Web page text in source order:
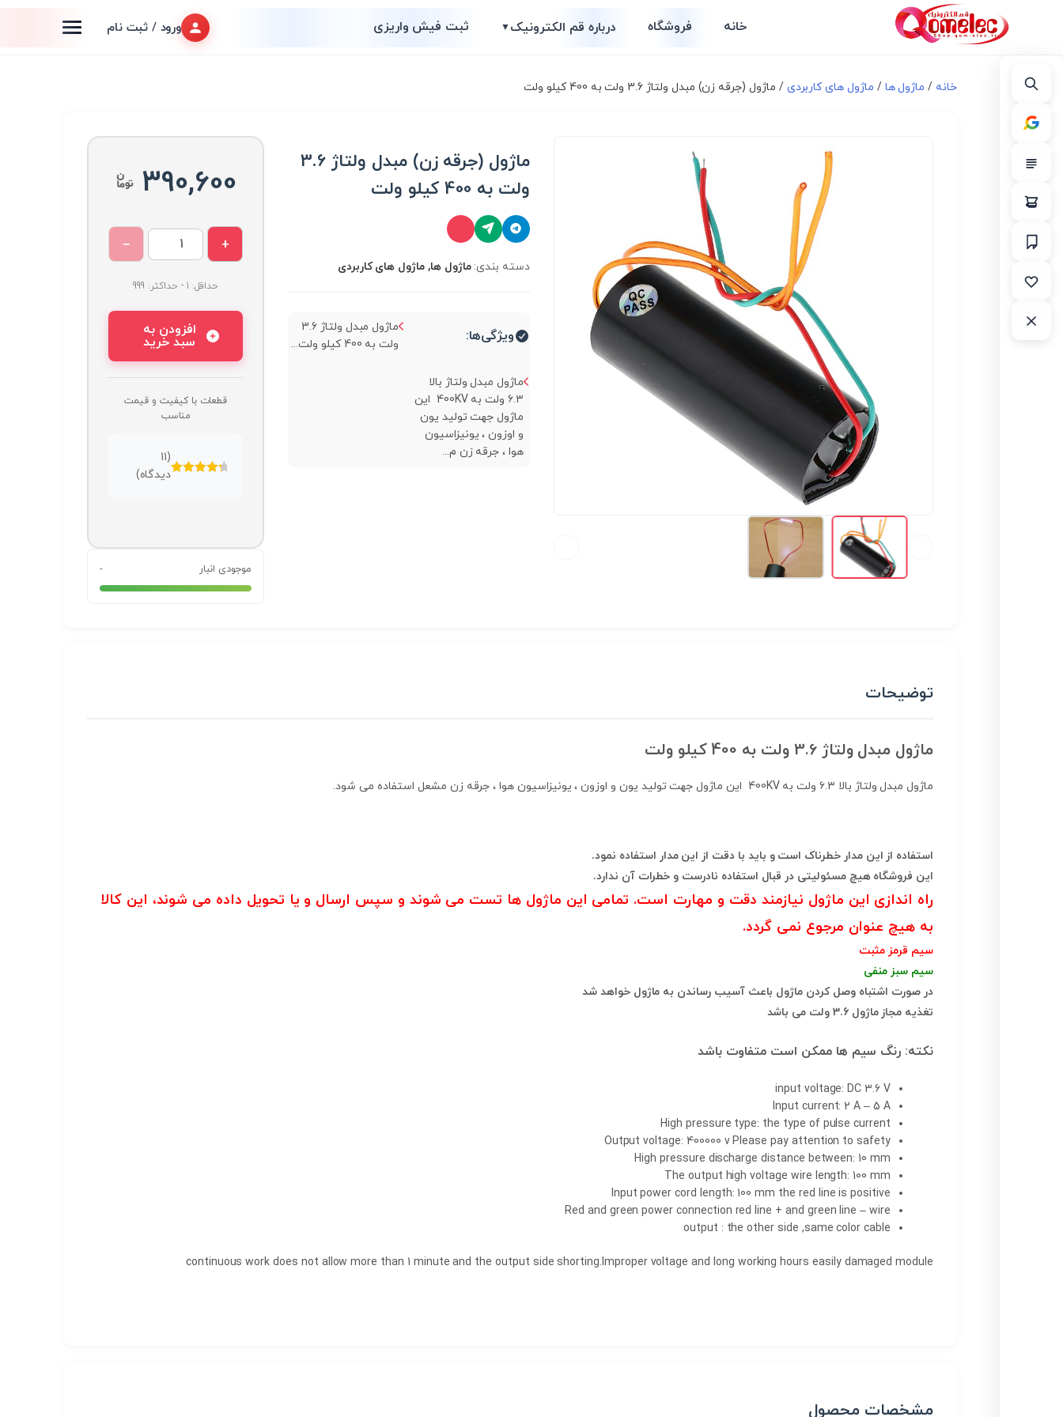
خانه فروشگاه درباره قم الکترونیک▼ ثبت فیش واریزی ورود / ثبت نام
خانه / ماژول ها / ماژول های کاربردی / ماژول (جرقه زن) مبدل ولتاژ 3.6 ولت به 400 کیلو ولت
ماژول (جرقه زن) مبدل ولتاژ 3.6
ولت به 400 کیلو ولت
دسته بندی: ماژول ها, ماژول های کاربردی
ویژگی‌ها:
ماژول مبدل ولتاژ 3.6
ولت به 400 کیلو ولت...
ماژول مبدل ولتاژ بالا
۶.۳ ولت به 400KV این
ماژول جهت تولید یون
و اوزون ، یونیزاسیون
هوا ، جرقه زن م...
390,600
+
−
حداقل: 1 - حداکثر: 999
افزودن به
سبد خرید
قطعات با کیفیت و قیمت
مناسب
(
11
دیدگاه)
موجودی انبار -
توضیحات
ماژول مبدل ولتاژ 3.6 ولت به 400 کیلو ولت
ماژول مبدل ولتاژ بالا ۶.۳ ولت به 400KV این ماژول جهت تولید یون و اوزون ، یونیزاسیون هوا ، جرقه زن مشعل استفاده می شود.
استفاده از این مدار خطرناک است و باید با دقت از این مدار استفاده نمود.
این فروشگاه هیچ مسئولیتی در قبال استفاده نادرست و خطرات آن ندارد.
راه اندازی این ماژول نیازمند دقت و مهارت است. تمامی این ماژول ها تست می شوند و سپس ارسال و یا تحویل داده می شوند، این کالا
به هیچ عنوان مرجوع نمی گردد.
سیم قرمز مثبت
سیم سبز منفی
در صورت اشتباه وصل کردن ماژول باعث آسیب رساندن به ماژول خواهد شد
تغذیه مجاز ماژول 3.6 ولت می باشد
نکته: رنگ سیم ها ممکن است متفاوت باشد
input voltage: DC 3.6 V
Input current: 2 A – 5 A
High pressure type: the type of pulse current
Output voltage: 400000 v Please pay attention to safety
High pressure discharge distance between: 10 mm
The output high voltage wire length: 100 mm
Input power cord length: 100 mm the red line is positive
Red and green power connection red line + and green line – wire
output : the other side ,same color cable
continuous work does not allow more than 1 minute and the output side shorting.Improper voltage and long working hours easily damaged module
مشخصات محصول